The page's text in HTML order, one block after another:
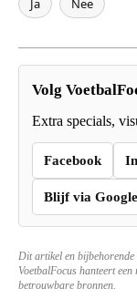
Ja Nee
Volg
Extra specials,
Facebook
Blijf via
Dit artikel en bijbehorende
VoetbalFocus hanteert
betrouwbare bronnen.